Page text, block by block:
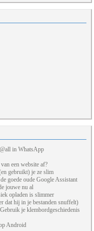
in WhatsApp
een website af?
gebruikt) je ze slim
goede oude Google Assistant
jouwe nu al
opladen is slimmer
dat hij in je bestanden snuffelt)
je klembordgeschiedenis
Android